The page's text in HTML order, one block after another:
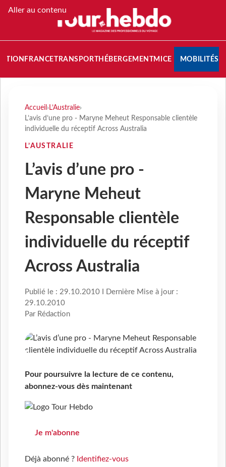
Aller au contenu
FRANCETRANSPORT HÉBERGEMENTMICE MOBILITÉS
Accueil › L’Australie›
L’avis d’une pro - Maryne Meheut Responsable clientèle
individuelle du réceptif Across Australia
L’AUSTRALIE
L’avis d’une pro -
Maryne Meheut
Responsable clientèle
individuelle du réceptif
Across Australia
Publié le : 29.10.2010 I Dernière Mise à jour :
29.10.2010
Par Rédaction
Pour poursuivre la lecture de ce contenu,
abonnez-vous dès maintenant
Je m'abonne
Déjà abonné ? Identifiez-vous